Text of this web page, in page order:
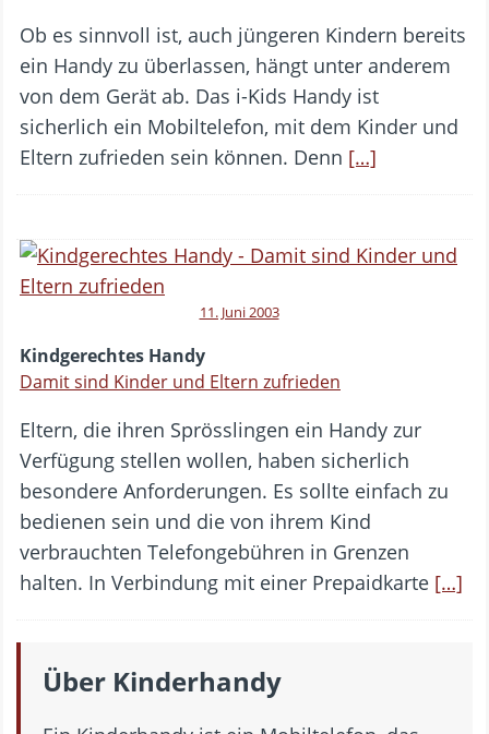
Ob es sinnvoll ist, auch jüngeren Kindern bereits
ein Handy zu überlassen, hängt unter anderem
von dem Gerät ab. Das i-Kids Handy ist
sicherlich ein Mobiltelefon, mit dem Kinder und
Eltern zufrieden sein können. Denn […]
11. Juni 2003
Kindgerechtes Handy
Damit sind Kinder und Eltern zufrieden
Eltern, die ihren Sprösslingen ein Handy zur
Verfügung stellen wollen, haben sicherlich
besondere Anforderungen. Es sollte einfach zu
bedienen sein und die von ihrem Kind
verbrauchten Telefongebühren in Grenzen
halten. In Verbindung mit einer Prepaidkarte […]
Über Kinderhandy